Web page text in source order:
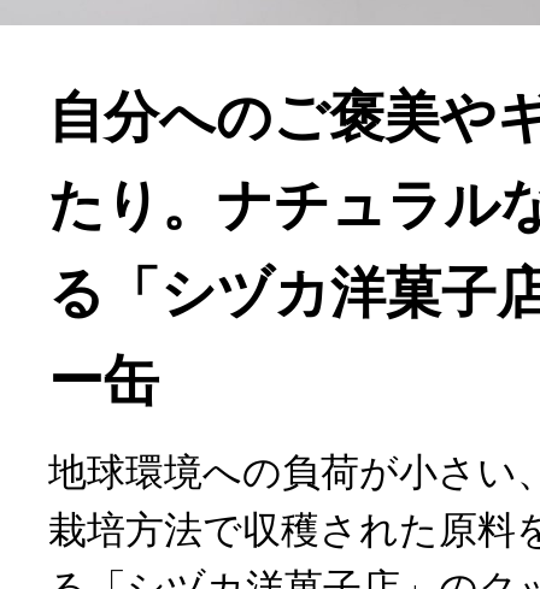
自分へのご褒美や
たり。ナチュラル
る「シヅカ洋菓子
ー缶
地球環境への負荷が小さい
栽培方法で収穫された原料